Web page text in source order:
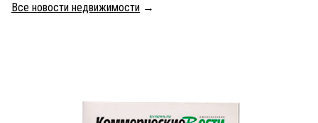
Все новости недвижимости →